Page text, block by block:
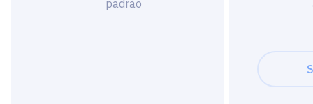
padrão